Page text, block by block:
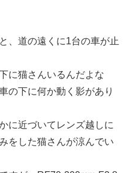
、道の遠くに1台の車が止
に猫さんいるんだよな
の下に何か動く影があり
に近づいてレンズ越しに
をした猫さんが涼んでい